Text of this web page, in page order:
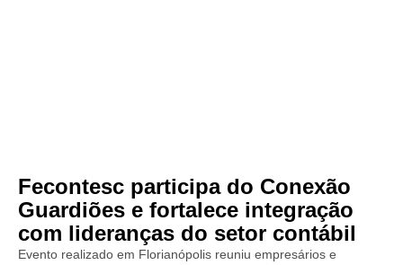
Fecontesc participa do Conexão
Guardiões e fortalece integração
com lideranças do setor contábil
Evento realizado em Florianópolis reuniu empresários e